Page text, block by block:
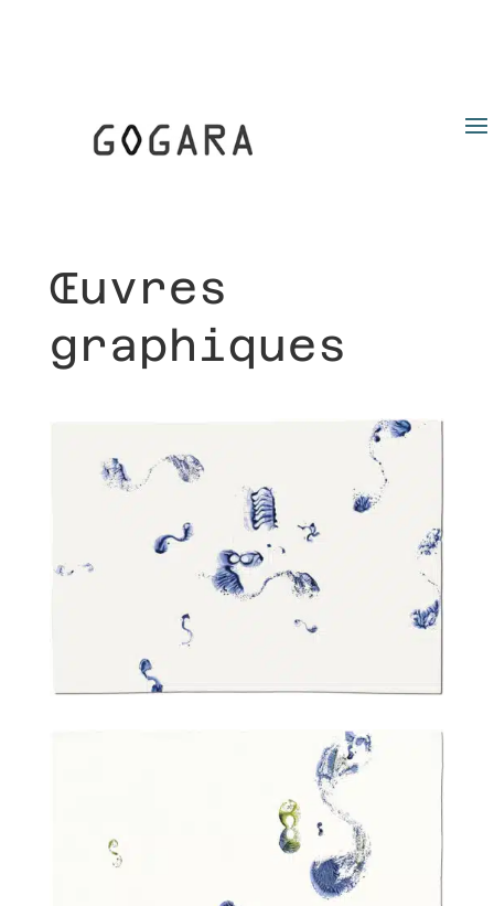
Œuvres
graphiques